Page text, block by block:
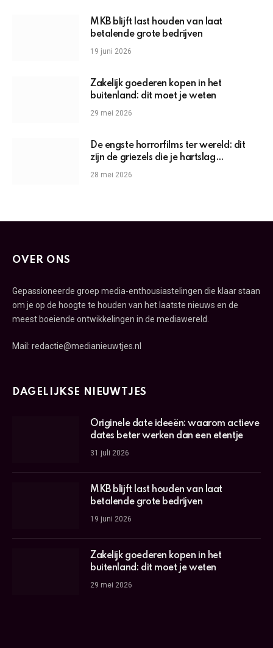
MKB blijft last houden van laat
betalende grote bedrijven
19 juni 2026
Zakelijk goederen kopen in het
buitenland: dit moet je weten
29 mei 2026
De engste horrorfilms ter wereld: dit
zijn de griezels die je hartslag
omhoogjagen
28 mei 2026
OVER ONS
Gepassioneerde groep media-enthousiastelingen die klaar staan
om je op de hoogte te houden van het laatste nieuws en de
meest boeiende ontwikkelingen in de mediawereld.
Mail: redactie@medianieuwtjes.nl
DAGELIJKSE NIEUWTJES
Originele date ideeën: waarom actieve
dates beter werken dan een etentje
31 juli 2026
MKB blijft last houden van laat
betalende grote bedrijven
19 juni 2026
Zakelijk goederen kopen in het
buitenland: dit moet je weten
29 mei 2026